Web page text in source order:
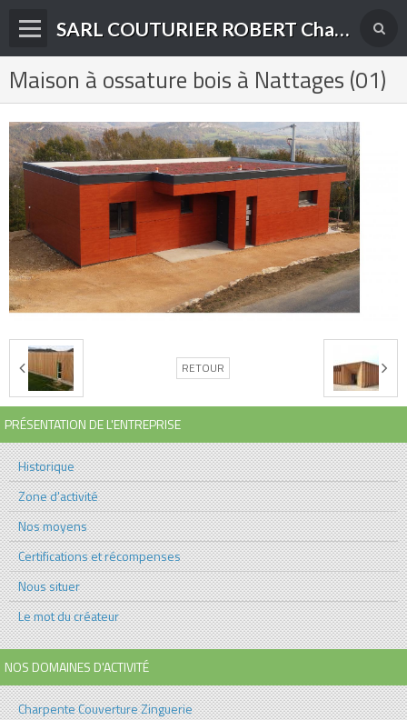
SARL COUTURIER ROBERT Charpente-Couverture-Menuiserie Bois et PVC à Yenne (73)
Présentation de l'entreprise
Accueil
Album photos
Contact
Maison à ossature bois à Nattages (01)
RETOUR
PRÉSENTATION DE L'ENTREPRISE
Historique
Zone d'activité
Nos moyens
Certifications et récompenses
Nous situer
Le mot du créateur
NOS DOMAINES D'ACTIVITÉ
Charpente Couverture Zinguerie